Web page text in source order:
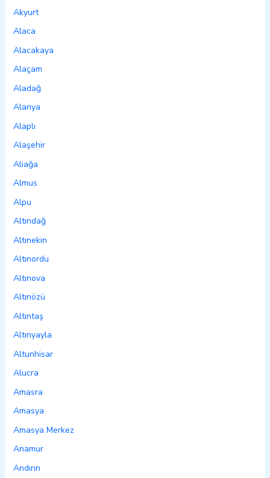
Akyurt
Alaca
Alacakaya
Alaçam
Aladağ
Alanya
Alaplı
Alaşehir
Aliağa
Almus
Alpu
Altındağ
Altınekin
Altınordu
Altınova
Altınözü
Altıntaş
Altınyayla
Altunhisar
Alucra
Amasra
Amasya
Amasya Merkez
Anamur
Andırın